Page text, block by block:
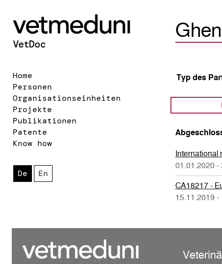
Home
Personen
Organisationseinheiten
Projekte
Publikationen
Patente
Know how
De En
Typ des
01.01.2020 -
CA18217 -
15.11.2019 -